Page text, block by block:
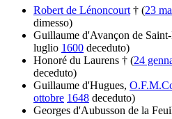
Robert de Lénoncourt † (23
dimesso)
Guillaume d'Avançon de
luglio 1600 deceduto)
Honoré du Laurens † (24
deceduto)
Guillaume d'Hugues,
ottobre 1648 deceduto)
Georges d'Aubusson de la